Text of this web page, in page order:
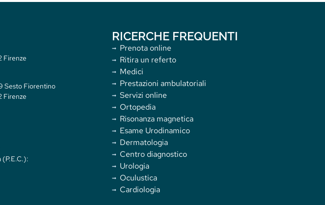
Firenze
Sesto Fiorentino
Firenze
RICERCHE FREQUENTI
Prenota online
Ritira un referto
Medici
Prestazioni ambulatoriali
Servizi online
Ortopedia
Risonanza magnetica
Esame Urodinamico
Dermatologia
Centro diagnostico
Urologia
Oculustica
Cardiologia